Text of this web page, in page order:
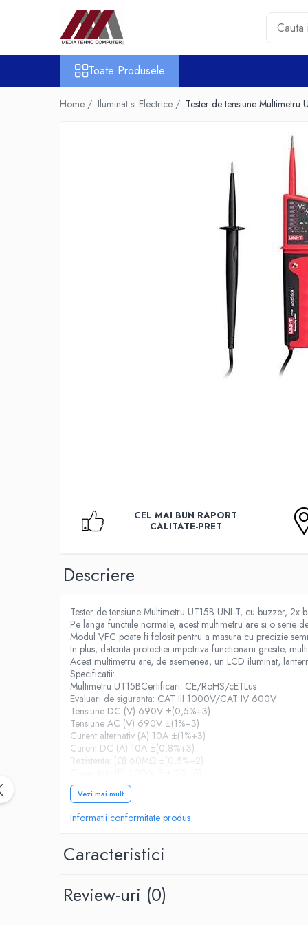
Toate Produsele
Accesorii PC & Software
Baterii Si Acumulatori
Baterii pentru Aparate Auditive
Birotica & Papetarie
Accesorii Birou
Distrugatoare documente si
Canal cablu cu adeziv
Canal Cablu fara adeziv
Casa, Gradina si Bricolaj
Articole antidaunatori gradina
Bannere si ghirlande luminoase
decorative
Toate Produsele
Home / Iluminat si Electrice / Tester de tensiune Multimetru
CEL MAI BUN RAPORT
CALITATE-PRET
Descriere
Tester de tensiune Multimetru UT15B UNI-T, cu buzzer,
Pe langa functiile normale, acest multimetru are si o serie
Modul VFC poate fi folosit pentru a masura cu precizie
In plus, datorita protectiei impotriva functionarii gresite,
Acest multimetru are, de asemenea, un LCD iluminat,
Specificatii:
Multimetru UT15BCertificari: CE/RoHS/cETLus
Evaluari de siguranta: CAT III 1000V/CAT IV 600V
Tensiune DC (V) 690V ±(0,5%+3)
Tensiune AC (V) 690V ±(1%+3)
Curent alternativ (A) 10A ±(1%+3)
Curent DC (A) 10A ±(0,8%+3)
Rezistenta: (Ω) 60MΩ ±(0,5%+2)
Numar afisat: 6000
Raspuns in frecventa: AC 40~500Hz
Caracteristici generale:
Alimentare: baterie de 1,5 V (LR6) x 2
Dimensiunea produsului: 275 x 51 x 30 mmAccesorii
Vezi mai mult
Informatii conformitate produs
Caracteristici
Review-uri (0)